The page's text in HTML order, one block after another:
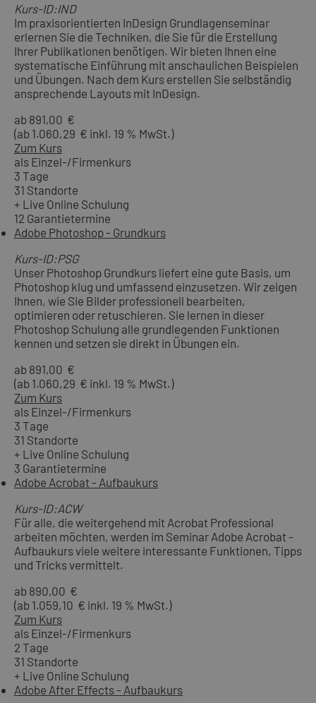
Kurs-ID:IND
Im praxisorientierten InDesign Grundlagenseminar
erlernen Sie die Techniken, die Sie für die Erstellung
Ihrer Publikationen benötigen. Wir bieten Ihnen eine
systematische Einführung mit anschaulichen Beispielen
und Übungen. Nach dem Kurs erstellen Sie selbständig
ansprechende Layouts mit InDesign.
ab 891,00 €
(ab 1.060,29 € inkl. 19 % MwSt.)
Zum Kurs
als Einzel-/Firmenkurs
3 Tage
31 Standorte
+ Live Online Schulung
12 Garantietermine
Adobe Photoshop - Grundkurs
Kurs-ID:PSG
Unser Photoshop Grundkurs liefert eine gute Basis, um
Photoshop klug und umfassend einzusetzen. Wir zeigen
Ihnen, wie Sie Bilder professionell bearbeiten,
optimieren oder retuschieren. Sie lernen in dieser
Photoshop Schulung alle grundlegenden Funktionen
kennen und setzen sie direkt in Übungen ein.
ab 891,00 €
(ab 1.060,29 € inkl. 19 % MwSt.)
Zum Kurs
als Einzel-/Firmenkurs
3 Tage
31 Standorte
+ Live Online Schulung
3 Garantietermine
Adobe Acrobat - Aufbaukurs
Kurs-ID:ACW
Für alle, die weitergehend mit Acrobat Professional
arbeiten möchten, werden im Seminar Adobe Acrobat -
Aufbaukurs viele weitere interessante Funktionen, Tipps
und Tricks vermittelt.
ab 890,00 €
(ab 1.059,10 € inkl. 19 % MwSt.)
Zum Kurs
als Einzel-/Firmenkurs
2 Tage
31 Standorte
+ Live Online Schulung
Adobe After Effects - Aufbaukurs